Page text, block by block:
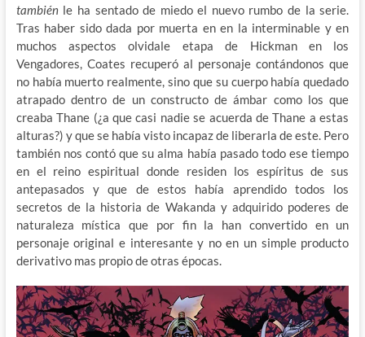
tambiénle ha sentado de miedo el nuevo rumbo de la serie.
Tras haber sido dada por muerta en en la interminable y en
muchos aspectos olvidale etapa de Hickman en los
Vengadores, Coates recuperó al personaje contándonos que
no había muerto realmente, sino que su cuerpo había quedado
atrapado dentro de un constructo de ámbar como los que
creaba Thane (¿a que casi nadie se acuerda de Thane a estas
alturas?) y que se había visto incapaz de liberarla de este. Pero
también nos contó que su alma había pasado todo ese tiempo
en el reino espiritual donde residen los espíritus de sus
antepasados y que de estos había aprendido todos los
secretos de la historia de Wakanda y adquirido poderes de
naturaleza mística que por fin la han convertido en un
personaje original e interesante y no en un simple producto
derivativo mas propio de otras épocas.